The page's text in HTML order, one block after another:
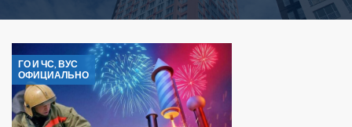
ГО И ЧС, ВУС
ОФИЦИАЛЬНО